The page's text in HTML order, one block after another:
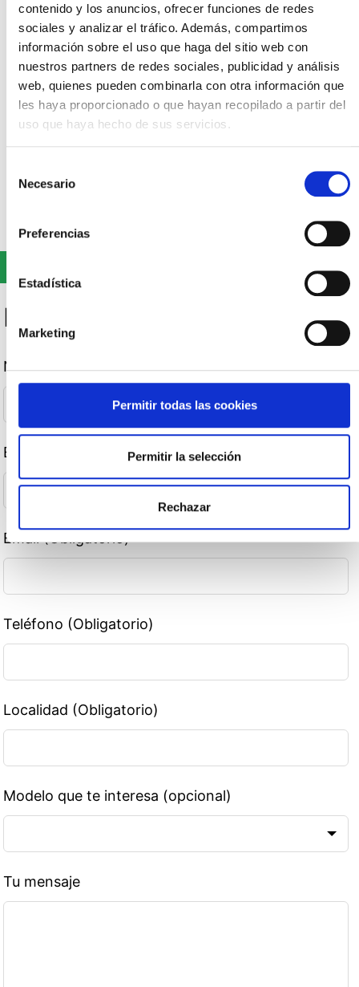
contenido y los anuncios, ofrecer funciones de redes
sociales y analizar el tráfico. Además, compartimos
información sobre el uso que haga del sitio web con
nuestros partners de redes sociales, publicidad y análisis
web, quienes pueden combinarla con otra información que
les haya proporcionado o que hayan recopilado a partir del
uso que haya hecho de sus servicios.
Necesario
Preferencias
Estadística
Marketing
Permitir todas las cookies
Permitir la selección
Rechazar
LLÁMANOS AHORA AL
932 282 258
MÁNDANOS UN EMAIL A:
Formulario de contacto
Nombre (Obligatorio)
Empresa (Obligatorio)
Email (Obligatorio)
Teléfono (Obligatorio)
Localidad (Obligatorio)
Modelo que te interesa (opcional)
Tu mensaje